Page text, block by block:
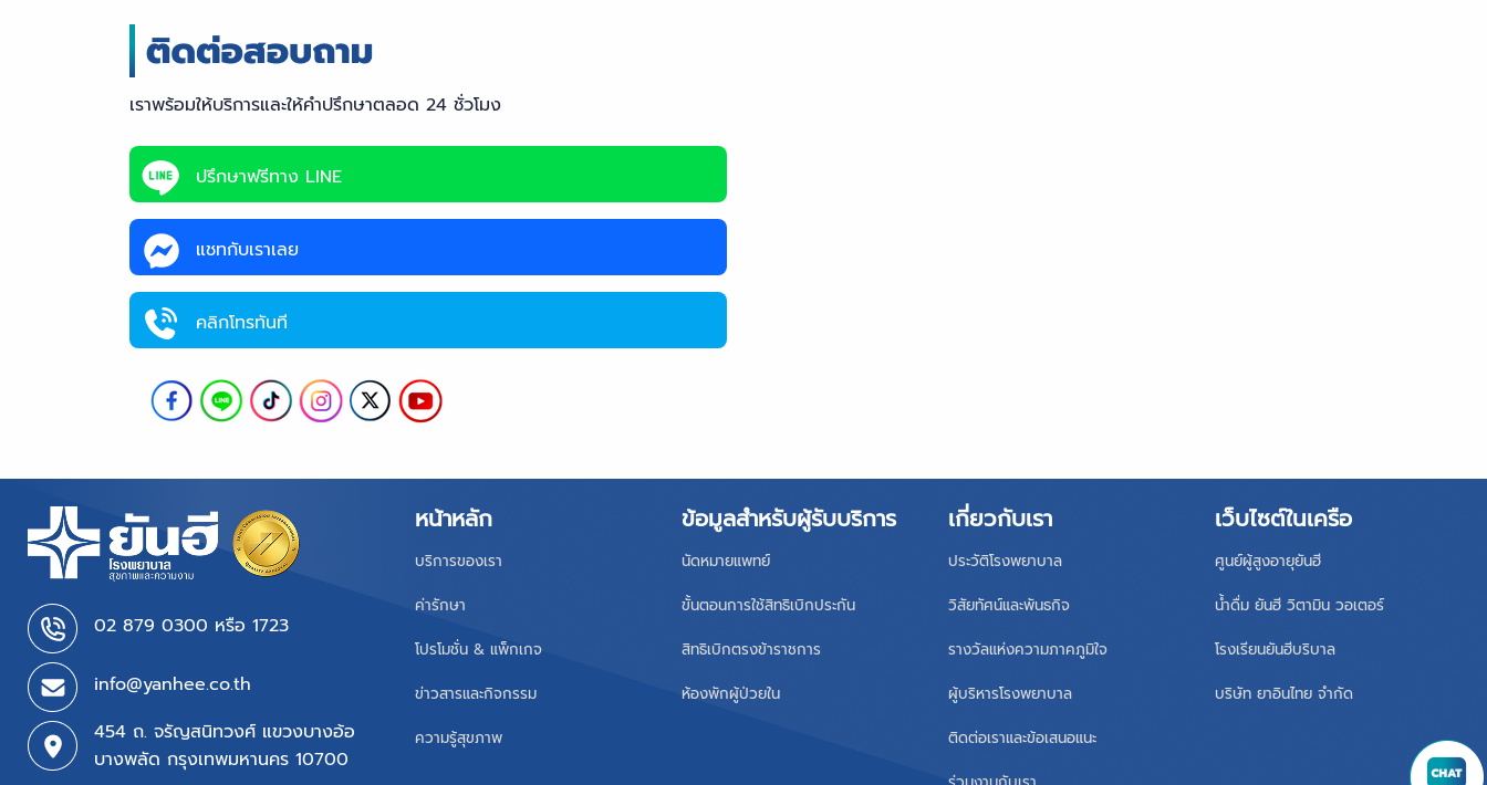
เราพร้อมให้บริการและให้คำปรึกษาตลอด 24 ชั่วโมง
ปรึกษาฟรีทาง LINE
แชทกับเราเลย
คลิกโทรทันที
02 879 0300 หรือ 1723
info@yanhee.co.th
454 ถ. จรัญสนิทวงศ์ แขวงบางอ้อ
บางพลัด กรุงเทพมหานคร 10700
หน้าหลัก
บริการของเรา
ค่ารักษา
โปรโมชั่น & แพ็กเกจ
ข่าวสารและกิจกรรม
ความรู้สุขภาพ
ข้อมูลสำหรับผู้รับบริการ
นัดหมายแพทย์
ขั้นตอนการใช้สิทธิเบิกประกัน
สิทธิเบิกตรงข้าราชการ
ห้องพักผู้ป่วยใน
เกี่ยวกับเรา
ประวัติโรงพยาบาล
วิสัยทัศน์และพันธกิจ
รางวัลแห่งความภาคภูมิใจ
ผู้บริหารโรงพยาบาล
ติดต่อเราและข้อเสนอแนะ
เว็บไซต์ในเครือ
ศูนย์ผู้สูงอายุยันฮี
น้ำดื่ม ยันฮี วิตามิน วอเตอร์
โรงเรียนยันฮีบริบาล
บริษัท ยาอินไทย จำกัด